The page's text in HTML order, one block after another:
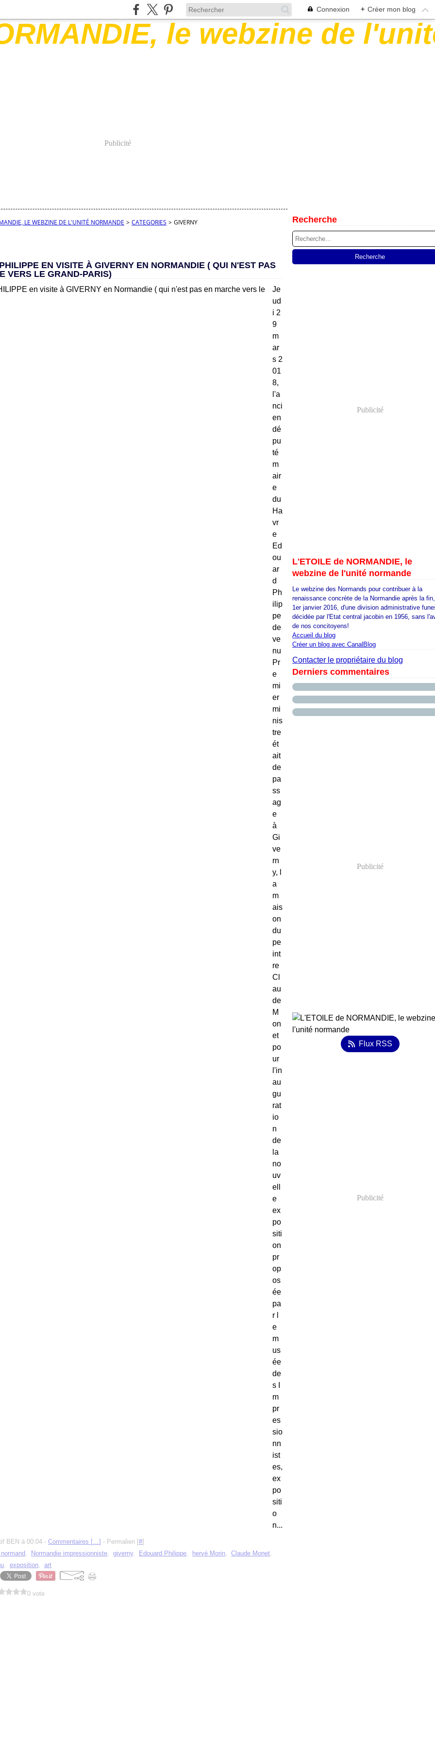
Connexion + Créer mon blog
Publicité
LE WEBZINE DE L'UNITÉ NORMANDE > CATEGORIES > GIVERNY
EN VISITE À GIVERNY EN NORMANDIE ( QUI N'EST PAS
VERS LE GRAND-PARIS)
Je
ud
i 2
9
m
ar
s 2
01
8,
l'a
nci
en
dé
pu
té
m
air
e
du
Ha
vr
e
Ed
ou
ar
d
Ph
ilip
pe
de
ve
nu
Pr
e
mi
er
mi
nis
tre
ét
ait
de
pa
ss
ag
e
à
Gi
ve
rn
y, l
a
m
ais
on
du
pe
int
re
Cl
au
de
M
on
et
po
ur
l'in
au
gu
rat
io
n
de
la
no
uv
ell
e
ex
po
siti
on
pr
op
os
ée
pa
r l
e
m
us
ée
de
s I
m
pr
es
sio
nn
ist
es,
ex
po
siti
o
n...
BEN à 00:04 - Commentaires […] - Permalien [#]
, Normandie impressionniste, giverny, Edouard Philippe, hervé Morin, Claude Monet,
, exposition, art
0 vote
Recherche
Publicité
L'ETOILE de NORMANDIE, le
webzine de l'unité normande
Le webzine des Normands pour contribuer à la
renaissance concrète de la Normandie après la
1er janvier 2016, d'une division administrative
décidée par l'Etat central jacobin en 1956, sans
de nos concitoyens!
Accueil du blog
Créer un blog avec CanalBlog
Contacter le propriétaire du blog
Derniers commentaires
Publicité
Flux RSS
Publicité